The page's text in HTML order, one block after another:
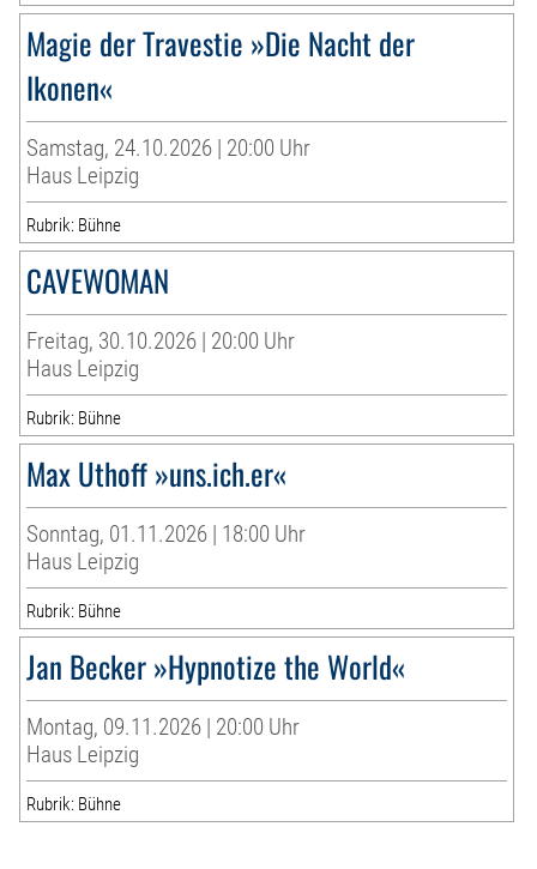
Magie der Travestie »Die Nacht der
Ikonen«
Samstag, 24.10.2026 | 20:00 Uhr
Haus Leipzig
Rubrik: Bühne
CAVEWOMAN
Freitag, 30.10.2026 | 20:00 Uhr
Haus Leipzig
Rubrik: Bühne
Max Uthoff »uns.ich.er«
Sonntag, 01.11.2026 | 18:00 Uhr
Haus Leipzig
Rubrik: Bühne
Jan Becker »Hypnotize the World«
Montag, 09.11.2026 | 20:00 Uhr
Haus Leipzig
Rubrik: Bühne